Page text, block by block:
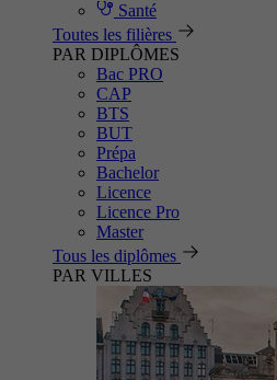
Santé
Toutes les filières
PAR DIPLÔMES
Bac PRO
CAP
BTS
BUT
Prépa
Bachelor
Licence
Licence Pro
Master
Tous les diplômes
PAR VILLES